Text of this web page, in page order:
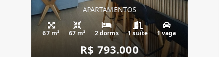
APARTAMENTOS
67 m² 67 m² 2 dorms 1 suíte 1 vaga
R$ 793.000